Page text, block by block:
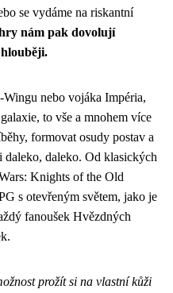
se vydáme na riskantní
nám pak dovolují
hlouběji.
nebo vojáka Impéria,
to vše a mnohem více
formovat osudy postav a
daleko. Od klasických
Knights of the Old
s otevřeným světem, jako je
fanoušek Hvězdných
prožít si na vlastní kůži